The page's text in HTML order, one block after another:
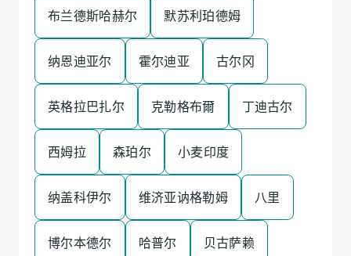
布兰德斯哈赫尔 默苏利珀德姆
纳恩迪亚尔 霍尔迪亚 古尔冈
英格拉巴扎尔 克勒格布爾 丁迪古尔
西姆拉 森珀尔 小麦印度
纳盖科伊尔 维济亚讷格勒姆 八里
博尔本德尔 哈普尔 贝古萨赖